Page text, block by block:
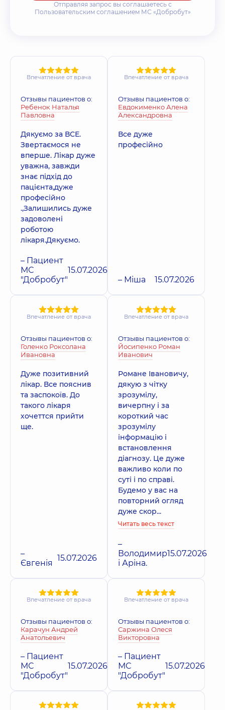
Отправляя запрос вы соглашаетесь с
Пользовательским соглашением МС «Добробут»
Впечатление от врача
Отзывы пациентов о:
Ребенок Наталья
Павловна
Дякуємо за ВСЕ.
Звертаємося не
вперше. Лікар дуже
уважна, завжди
знає підхід до
пацієнта,дуже
професійно
.,Залишились дуже
задоволені
роботою
лікаря.Дякуємо.
– Пациент
МС
"Добробут"
15.07.2026
Впечатление от врача
Отзывы пациентов о:
Евдокименко Алена
Александровна
Все дуже
професійно
– Міша 15.07.2026
Впечатление от врача
Отзывы пациентов о:
Голенко Роксолана
Ивановна
Дуже позитивний
лікар. Все пояснив
та заспокоїв. До
такого лікаря
хочеттся прийти
ще.
–
Євгенія 15.07.2026
Впечатление от врача
Отзывы пациентов о:
Йосипенко Роман
Иванович
Романе Івановичу,
дякую з чітку
зрозумілу,
вичерпну і за
короткий час
зрозумілу
інформацію і
встановлення
діагнозу. Це дуже
важливо коли по
суті і по справі.
Будемо у вас на
повторний огляд
дуже скор...
Читать весь текст
–
Володимир
і Аріна.
15.07.2026
Впечатление от врача
Отзывы пациентов о:
Карачун Андрей
Анатольевич
– Пациент
МС
"Добробут"
15.07.2026
Впечатление от врача
Отзывы пациентов о:
Саржина Олеся
Викторовна
– Пациент
МС
"Добробут"
15.07.2026